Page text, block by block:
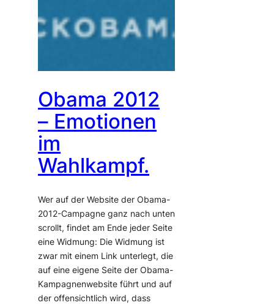
Obama 2012
– Emotionen
im
Wahlkampf.
Wer auf der Website der Obama-
2012-Campagne ganz nach unten
scrollt, findet am Ende jeder Seite
eine Widmung: Die Widmung ist
zwar mit einem Link unterlegt, die
auf eine eigene Seite der Obama-
Kampagnenwebsite führt und auf
der offensichtlich wird, dass